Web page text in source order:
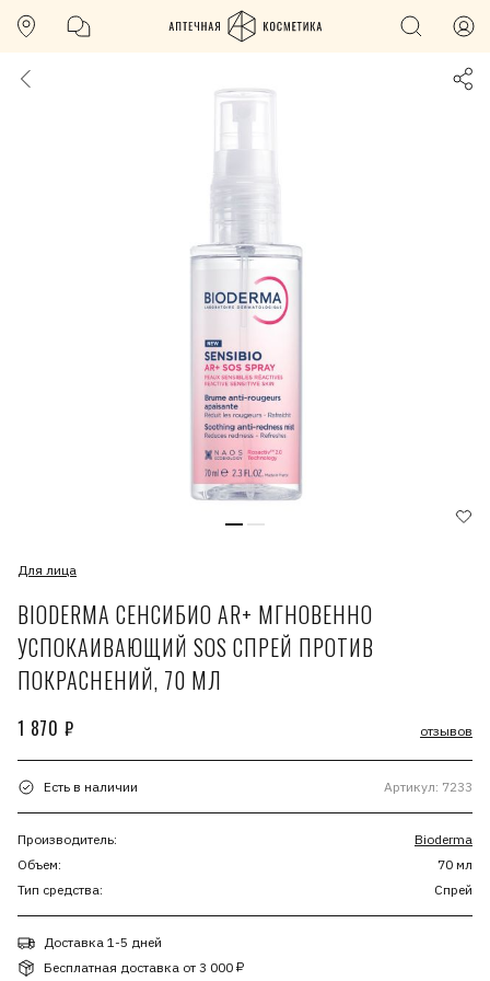
Для лица
BIODERMA СЕНСИБИО AR+ МГНОВЕННО
УСПОКАИВАЮЩИЙ SOS СПРЕЙ ПРОТИВ
ПОКРАСНЕНИЙ, 70 МЛ
1 870 ₽ отзывов
Есть в наличии Артикул: 7233
Производитель:
Bioderma
Объем:
70 мл
Тип средства:
Спрей
Доставка 1-5 дней
Бесплатная доставка от 3 000 ₽